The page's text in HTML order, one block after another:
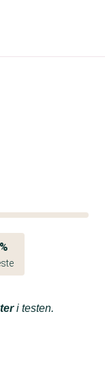
i testen.